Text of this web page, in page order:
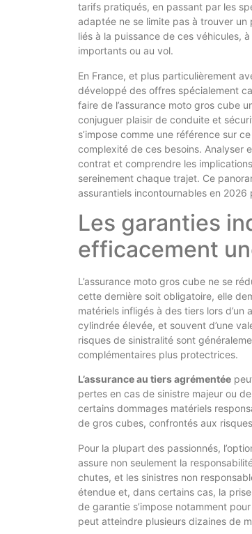
tarifs pratiqués, en passant par les
adaptée ne se limite pas à trouver un
liés à la puissance de ces véhicules,
importants ou au vol.
En France, et plus particulièrement
développé des offres spécialement
faire de l’assurance moto gros cube
conjuguer plaisir de conduite et
s’impose comme une référence sur
complexité de ces besoins. Analyser
contrat et comprendre les
sereinement chaque trajet. Ce
assurantiels incontournables en
Les garanties
efficacement
L’assurance moto gros cube ne se
cette dernière soit obligatoire, elle
matériels infligés à des tiers lors
cylindrée élevée, et souvent d’une
risques de sinistralité sont
complémentaires plus protectrices.
L’assurance au tiers agrémentée
pertes en cas de sinistre majeur ou
certains dommages matériels
de gros cubes, confrontés aux
Pour la plupart des passionnés,
assure non seulement la
chutes, et les sinistres non
étendue et, dans certains cas, la
de garantie s’impose notamment
peut atteindre plusieurs dizaines de